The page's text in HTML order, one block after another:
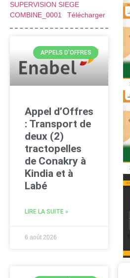
SUPERVISION SIEGE
COMBINE_0001
Télécharger
APPELS D'OFFRES
Appel d’Offres
: Transport de
deux (2)
tractopelles
de Conakry à
Kindia et à
Labé
LIRE LA SUITE »
6 août 2026